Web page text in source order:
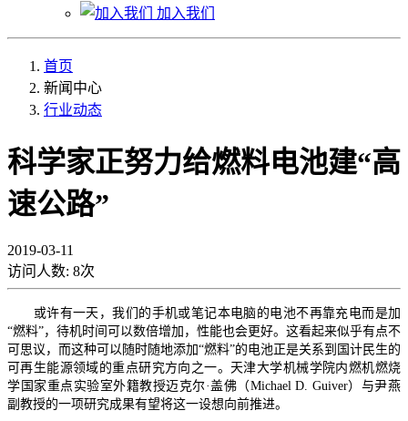
加入我们
首页
新闻中心
行业动态
科学家正努力给燃料电池建“高
速公路”
2019-03-11
访问人数: 8次
或许有一天，我们的手机或笔记本电脑的电池不再靠充电而是加
“燃料”，待机时间可以数倍增加，性能也会更好。这看起来似乎有点不
可思议，而这种可以随时随地添加“燃料”的电池正是关系到国计民生的
可再生能源领域的重点研究方向之一。天津大学机械学院内燃机燃烧
学国家重点实验室外籍教授迈克尔·盖佛（Michael D. Guiver）与尹燕
副教授的一项研究成果有望将这一设想向前推进。